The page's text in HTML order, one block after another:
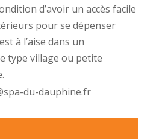
d’avoir un accès facile
pour se dépenser
à l’aise dans un
type village ou petite
du-dauphine.fr